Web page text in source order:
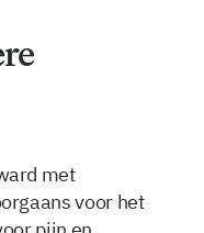
met
voor het